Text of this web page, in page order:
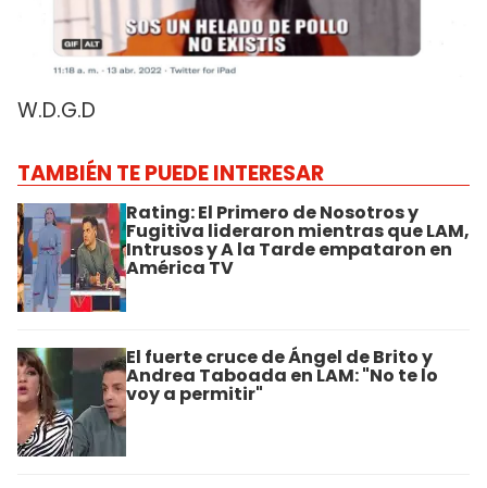
W.D.G.D
TAMBIÉN TE PUEDE INTERESAR
Rating: El Primero de Nosotros y
Fugitiva lideraron mientras que LAM,
Intrusos y A la Tarde empataron en
América TV
El fuerte cruce de Ángel de Brito y
Andrea Taboada en LAM: "No te lo
voy a permitir"